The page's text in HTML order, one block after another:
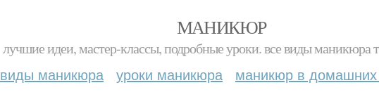
МАНИКЮР
лучшие идеи, мастер-классы, подробные уроки. все виды маникюра
виды маникюра уроки маникюра маникюр в домашних